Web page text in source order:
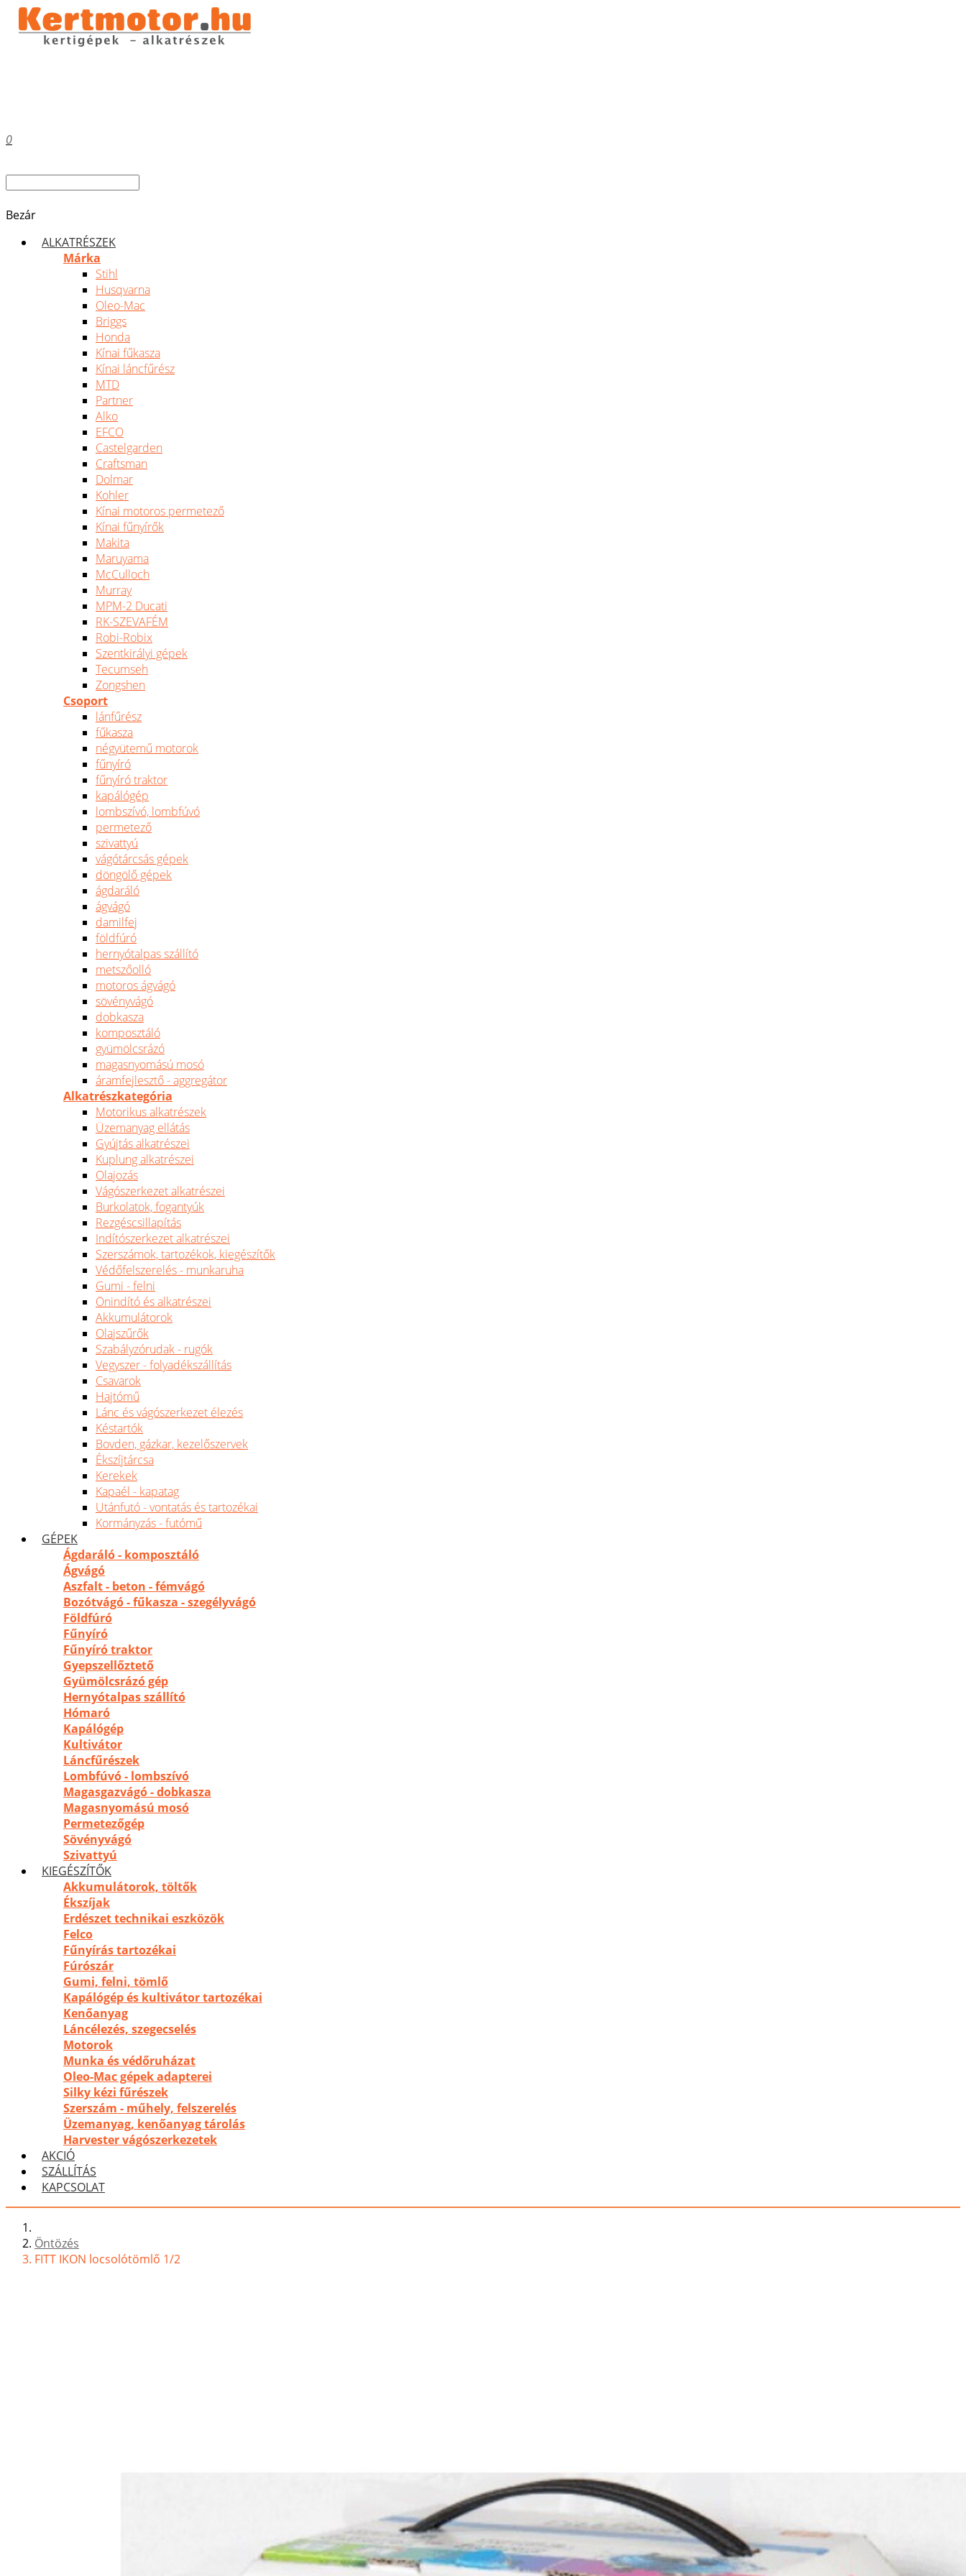
0
Bezár
ALKATRÉSZEK
Márka
Stihl
Husqvarna
Oleo-Mac
Briggs
Honda
Kínai fűkasza
Kínai láncfűrész
MTD
Partner
Alko
EFCO
Castelgarden
Craftsman
Dolmar
Kohler
Kínai motoros permetező
Kínai fűnyírők
Makita
Maruyama
McCulloch
Murray
MPM-2 Ducati
RK-SZEVAFÉM
Robi-Robix
Szentkirályi gépek
Tecumseh
Zongshen
Csoport
lánfűrész
fűkasza
négyütemű motorok
fűnyíró
fűnyíró traktor
kapálógép
lombszívó, lombfúvó
permetező
szivattyú
vágótárcsás gépek
döngölő gépek
ágdaráló
ágvágó
damilfej
földfúró
hernyótalpas szállító
metszőolló
motoros ágvágó
sövényvágó
dobkasza
komposztáló
gyümölcsrázó
magasnyomású mosó
áramfejlesztő - aggregátor
Alkatrészkategória
Motorikus alkatrészek
Üzemanyag ellátás
Gyújtás alkatrészei
Kuplung alkatrészei
Olajozás
Vágószerkezet alkatrészei
Burkolatok, fogantyúk
Rezgéscsillapítás
Indítószerkezet alkatrészei
Szerszámok, tartozékok, kiegészítők
Védőfelszerelés - munkaruha
Gumi - felni
Önindító és alkatrészei
Akkumulátorok
Olajszűrők
Szabályzórudak - rugók
Vegyszer - folyadékszállítás
Csavarok
Hajtómű
Lánc és vágószerkezet élezés
Késtartók
Bovden, gázkar, kezelőszervek
Ékszíjtárcsa
Kerekek
Kapaél - kapatag
Utánfutó - vontatás és tartozékai
Kormányzás - futómű
GÉPEK
Ágdaráló - komposztáló
Ágvágó
Aszfalt - beton - fémvágó
Bozótvágó - fűkasza - szegélyvágó
Földfúró
Fűnyíró
Fűnyíró traktor
Gyepszellőztető
Gyümölcsrázó gép
Hernyótalpas szállító
Hómaró
Kapálógép
Kultivátor
Láncfűrészek
Lombfúvó - lombszívó
Magasgazvágó - dobkasza
Magasnyomású mosó
Permetezőgép
Sövényvágó
Szivattyú
KIEGÉSZÍTŐK
Akkumulátorok, töltők
Ékszíjak
Erdészet technikai eszközök
Felco
Fűnyírás tartozékai
Fúrószár
Gumi, felni, tömlő
Kapálógép és kultivátor tartozékai
Kenőanyag
Láncélezés, szegecselés
Motorok
Munka és védőruházat
Oleo-Mac gépek adapterei
Silky kézi fűrészek
Szerszám - műhely, felszerelés
Üzemanyag, kenőanyag tárolás
Harvester vágószerkezetek
AKCIÓ
SZÁLLÍTÁS
KAPCSOLAT
Öntözés
FITT IKON locsolótömlő 1/2